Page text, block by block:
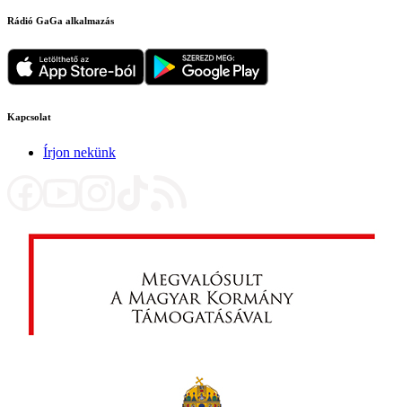
Rádió GaGa alkalmazás
Kapcsolat
Írjon nekünk